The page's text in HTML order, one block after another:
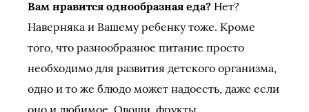
Вам нравится однообразная еда? Нет?
Наверняка и Вашему ребенку тоже. Кроме
того, что разнообразное питание просто
необходимо для развития детского организма,
одно и то же блюдо может надоесть, даже если
оно и любимое. Овощи, фрукты,